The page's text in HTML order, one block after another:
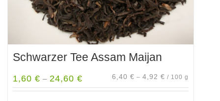
werden
Schwarzer Tee Assam Maijan
1,60 € – 24,60 € 6,40 € – 4,92 € / 100 g